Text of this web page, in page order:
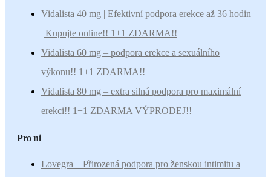
Vidalista 40 mg | Efektivní podpora erekce až 36 hodin
| Kupujte online!! 1+1 ZDARMA!!
Vidalista 60 mg – podpora erekce a sexuálního
výkonu!! 1+1 ZDARMA!!
Vidalista 80 mg – extra silná podpora pro maximální
erekci!! 1+1 ZDARMA VÝPRODEJ!!
Pro ni
Lovegra – Přirozená podpora pro ženskou intimitu a